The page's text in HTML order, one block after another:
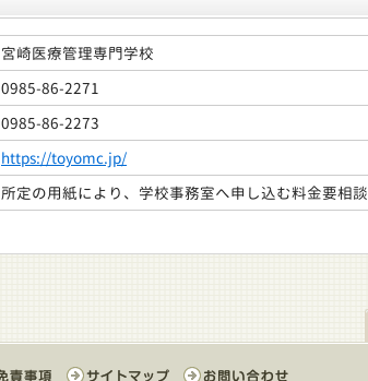
宮崎医療管理専門学校
0985-86-2271
0985-86-2273
https://toyomc.jp/
所定の用紙により、学校事務室へ申し込む料金要相談